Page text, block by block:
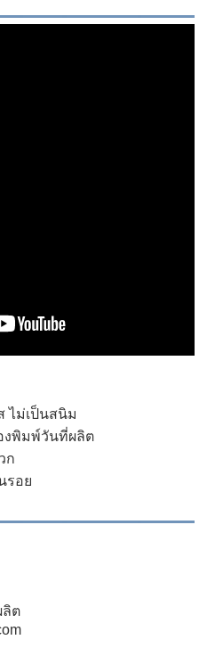
ไม่เป็นสนิม
งพิมพ์วันที่ผลิต
ก
รอย
ลิต